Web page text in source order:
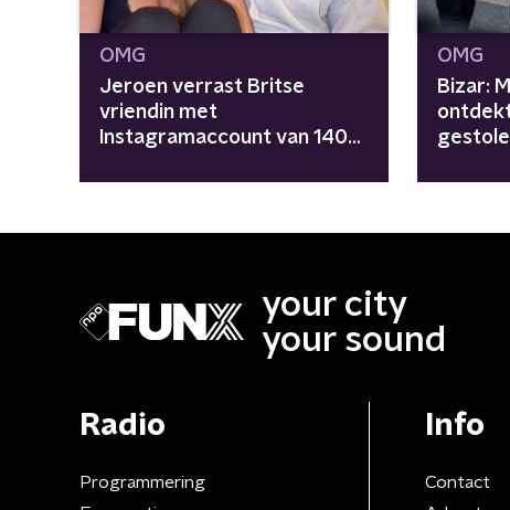
OMG
Jeroen verrast Britse
vriendin met
Instagramaccount van 140K
goud
OMG
Bizar:
your city
your sound
Radio
Programmering
Info
Contact